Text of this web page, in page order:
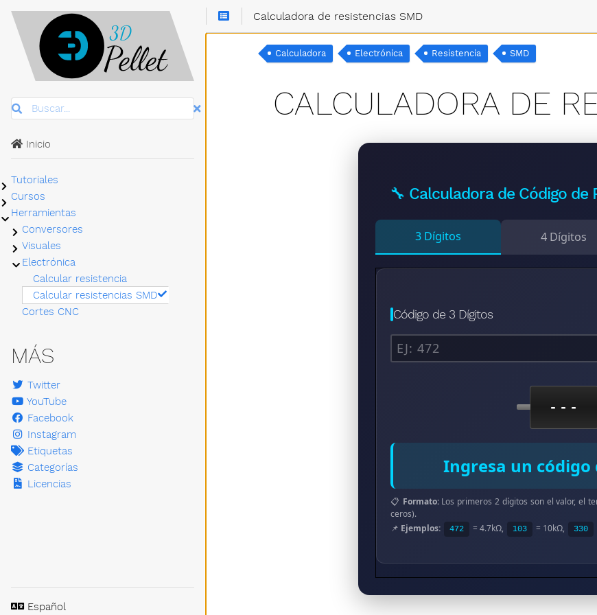
Calculadora de resistencias SMD
Calculadora Electrónica Resistencia SMD
CALCULADORA DE
🔧 Calculadora de Código de
3 Dígitos 4 Dígitos
Código de 3 Dígitos
---
Ingresa un código
📋 Formato: Los primeros 2 dígitos son el valor, el
ceros).
📌 Ejemplos: 472 = 4.7kΩ, 103 = 10kΩ, 330
Buscar
Inicio
Submenú Tutoriales
Tutoriales
Submenú Cursos
Cursos
Submenú Herramientas
Herramientas
Submenú Conversores
Conversores
Submenú Visuales
Visuales
Submenú Electrónica
Electrónica
Calcular resistencia
Calcular resistencias SMD
Cortes CNC
MÁS
Twitter
YouTube
Facebook
Instagram
Etiquetas
Categorías
Licencias
Idioma